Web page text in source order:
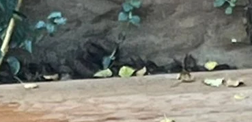
przestrzenie rekreacyjne. Do
najczęściej stosowanych elementów
należą meble ogrodowe, takie jak stoły,
ławki, krzesła…